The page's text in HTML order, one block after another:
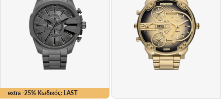
extra -25% Κωδικός: LAST